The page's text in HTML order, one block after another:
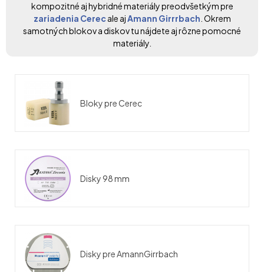
kompozitné aj hybridné materiály preodvšetkým pre
zariadenia Cerecale ajAmann Girrrbach . Okrem
samotných blokov a diskov tu nájdete aj rôzne pomocné
materiály.
Bloky pre Cerec
Disky 98 mm
Disky pre AmannGirrbach